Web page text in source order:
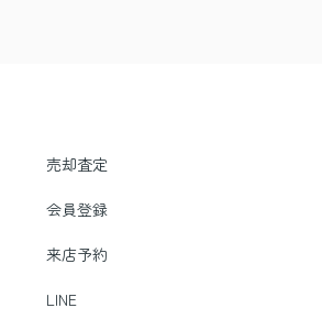
売却査定
会員登録
来店予約
LINE